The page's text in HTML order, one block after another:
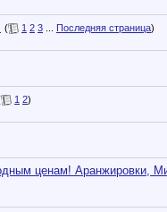
( 1 2 3 Последняя страница)
1 2)
ценам! Аранжировки,